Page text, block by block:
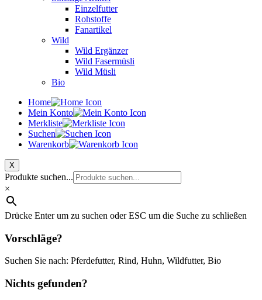
Einzelfutter
Rohstoffe
Fanartikel
Wild
Wild Ergänzer
Wild Fasermüsli
Wild Müsli
Bio
Home
Mein Konto
Merkliste
Suchen
Warenkorb
X
Produkte suchen...
×
Drücke Enter um zu suchen oder ESC um die Suche zu schließen
Vorschläge?
Suchen Sie nach: Pferdefutter, Rind, Huhn, Wildfutter, Bio
Nichts gefunden?